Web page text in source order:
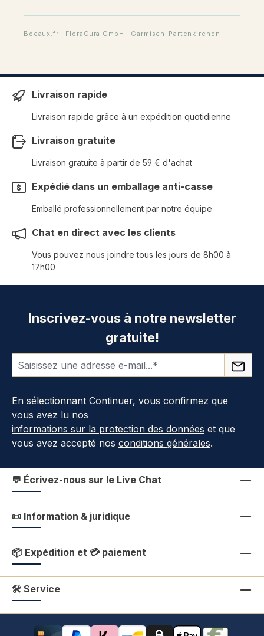
Bocaux.fr · FloraCura GmbH · Garmisch-Partenkirchen
Livraison rapide
Livraison rapide grâce à un expédition quotidienne
Livraison gratuite
Livraison gratuite à partir de 59 € d'achat
Expédié dans un emballage anti-casse
Emballé professionnellement par notre équipe
Chat en direct avec les clients
Vous pouvez nous joindre tous les jours de 8h00 à
17h00
Inscrivez-vous à notre newsletter
gratuite!
En sélectionnant Continuer, vous confirmez que
vous avez lu nos
informations sur la protection des données et que
vous avez accepté nos conditions générales.
💬 Écrivez-nous sur le Live Chat
📜 Information & juridique
📦 Expédition et 💳 paiement
🛠 Service